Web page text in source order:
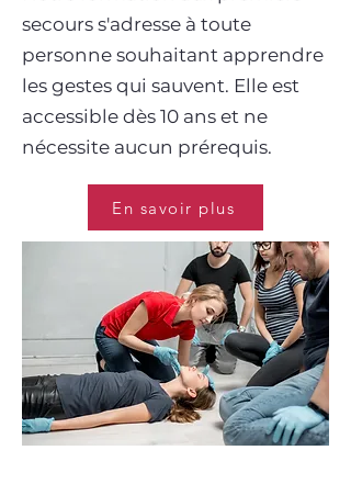
secours s'adresse à toute
personne souhaitant apprendre
les gestes qui sauvent. Elle est
accessible dès 10 ans et ne
nécessite aucun prérequis.
En savoir plus